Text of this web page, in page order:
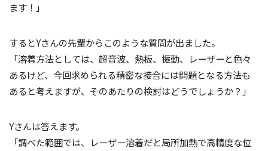
ます！」
するとYさんの先輩からこのような質問が出ました。
「溶着方法としては、超音波、熱板、振動、レーザーと色々
あるけど、今回求められる精密な接合には問題となる方法も
あると考えますが、そのあたりの検討はどうでしょうか？」
Yさんは答えます。
「調べた範囲では、レーザー溶着だと局所加熱で高精度な位